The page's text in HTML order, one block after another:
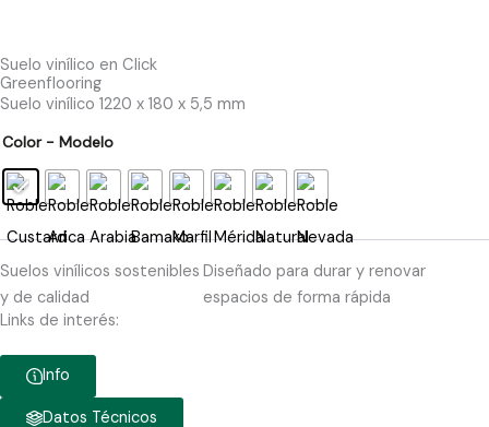
Suelo vinílico en Click
Greenflooring
Suelo vinílico 1220 x 180 x 5,5 mm
Color - Modelo
Suelos vinílicos sostenibles
y de calidad
Diseñado para durar y renovar
espacios de forma rápida
Links de interés:
Info
Datos Técnicos